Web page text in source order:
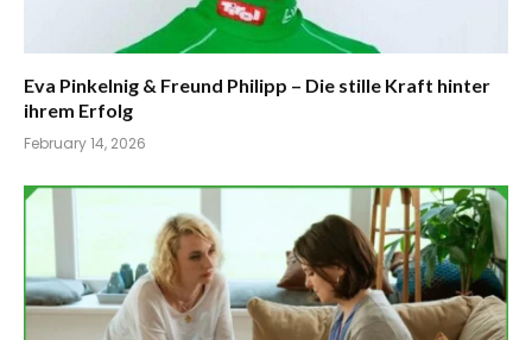
Eva Pinkelnig & Freund Philipp – Die stille Kraft hinter
ihrem Erfolg
February 14, 2026